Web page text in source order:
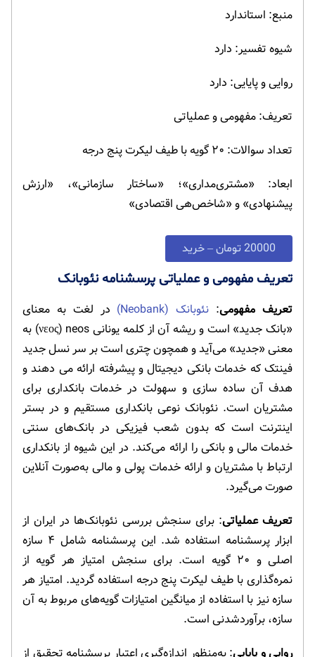
منبع: استاندارد
شیوه تفسیر: دارد
روایی و پایایی: دارد
تعریف: مفهومی و عملیاتی
تعداد سوالات: ۲۰ گویه با طیف لیکرت پنج درجه
ابعاد: «مشتری‌مداری»؛ «ساختار سازمانی»، ‌«ارزش
پیشنهادی» و «شاخص‌هی اقتصادی»
20000 تومان – خرید
تعریف مفهومی و عملیاتی پرسشنامه نئوبانک
تعریف مفهومی: نئوبانک (Neobank)
در لغت به معنای
«بانک جدید» است و ریشه آن از کلمه یونانی νεος) neos) به
معنی «جدید» می‌آید و همچون چتری است بر سر نسل جدید
فینتک که خدمات بانکی دیجیتال و پیشرفته ارائه می دهند و
هدف آن ساده سازی و سهولت در خدمات بانکداری برای
مشتریان است. نئوبانک نوعی بانکداری مستقیم و در بستر
اینترنت است که بدون شعب فیزیکی در بانک‌های سنتی
خدمات مالی و بانکی را ارائه می‌کند. در این شیوه از بانکداری
ارتباط با مشتریان و ارائه خدمات پولی و مالی به‌صورت آنلاین
صورت می‌گیرد.
تعریف عملیاتی: برای سنجش بررسی نئوبانک‌ها در ایران از
ابزار پرسشنامه استفاده شد. این پرسشنامه شامل ۴ سازه
اصلی و ۲۰ گویه است. برای سنجش امتیاز هر گویه از
نمره‌گذاری با طیف لیکرت پنج درجه استفاده گردید. امتیاز هر
سازه نیز با استفاده از میانگین امتیازات گویه‌های مربوط به آن
سازه، برآوردشدنی است.
روایی و پایایی: به‌منظور اندازه‌گیری اعتبار پرسشنامه تحقیق از